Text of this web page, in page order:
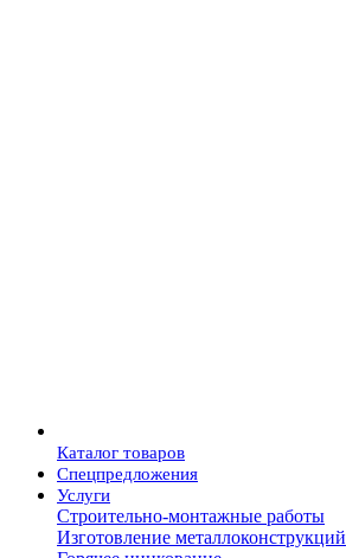
Каталог товаров
Спецпредложения
Услуги
Строительно-монтажные работы
Изготовление металлоконструкций